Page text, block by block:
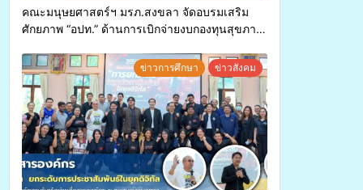
คณะมนุษยศาสตร์ฯ มรภ.สงขลา จัดอบรมเสริม
ศักยภาพ “อปท.” ด้านการเบิกจ่ายงบกองทุนสุขภาพ
ทุพพลภาพเพื่อเข้ารับบริการสาธารณสุข ลดความ
เหลื่อมล้ำ ยกระดับคุณภาพชีวิตประชาชนอย่าง
ยั่งยืน
ข่าวการศึกษา ข่าวสังคม